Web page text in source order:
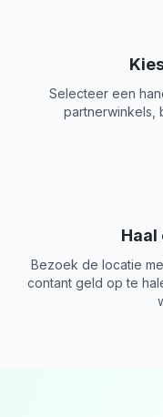
Selecteer een
partnerwinkels,
Haal
Bezoek de locatie
contant geld op te